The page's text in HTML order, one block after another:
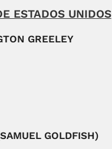
ESTADOS UNIDOS
GREELEY
GOLDFISH)